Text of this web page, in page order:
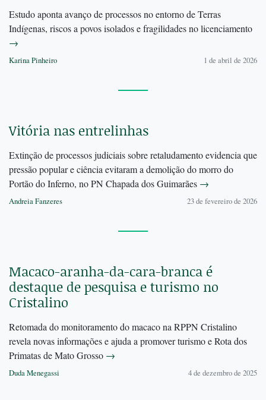
Estudo aponta avanço de processos no entorno de Terras
Indígenas, riscos a povos isolados e fragilidades no licenciamento
→
Karina Pinheiro 1 de abril de 2026
Vitória nas entrelinhas
Extinção de processos judiciais sobre retaludamento evidencia que
pressão popular e ciência evitaram a demolição do morro do
Portão do Inferno, no PN Chapada dos Guimarães →
Andreia Fanzeres 23 de fevereiro de 2026
Macaco-aranha-da-cara-branca é
destaque de pesquisa e turismo no
Cristalino
Retomada do monitoramento do macaco na RPPN Cristalino
revela novas informações e ajuda a promover turismo e Rota dos
Primatas de Mato Grosso →
Duda Menegassi 4 de dezembro de 2025